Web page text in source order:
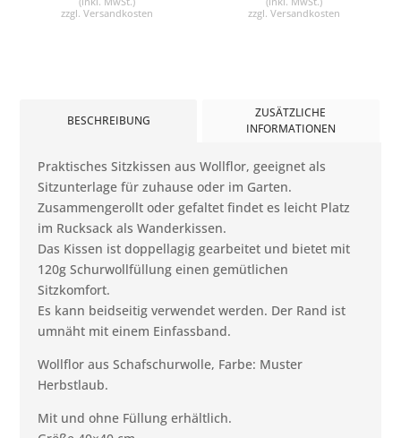
BESCHREIBUNG
ZUSÄTZLICHE
INFORMATIONEN
Praktisches Sitzkissen aus Wollflor, geeignet als
Sitzunterlage für zuhause oder im Garten.
Zusammengerollt oder gefaltet findet es leicht Platz
im Rucksack als Wanderkissen.
Das Kissen ist doppellagig gearbeitet und bietet mit
120g Schurwollfüllung einen gemütlichen
Sitzkomfort.
Es kann beidseitig verwendet werden. Der Rand ist
umnäht mit einem Einfassband.
Wollflor aus Schafschurwolle, Farbe: Muster
Herbstlaub.
Mit und ohne Füllung erhältlich.
zzgl. Versandkosten
zzgl.Versandkosten